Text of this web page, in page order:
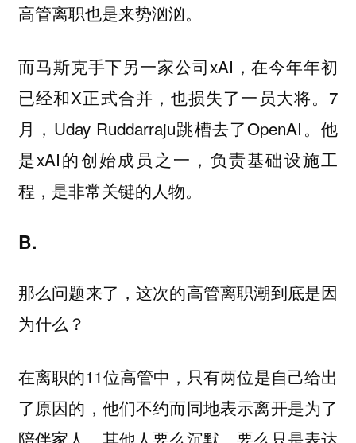
高管离职也是来势汹汹。
而马斯克手下另一家公司xAI，在今年年初
已经和X正式合并，也损失了一员大将。7
月，Uday Ruddarraju跳槽去了OpenAI。他
是xAI的创始成员之一，负责基础设施工
程，是非常关键的人物。
B.
那么问题来了，这次的高管离职潮到底是因
为什么？
在离职的11位高管中，只有两位是自己给出
了原因的，他们不约而同地表示离开是为了
陪伴家人。其他人要么沉默，要么只是表达